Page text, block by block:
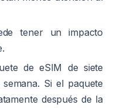
tener un impacto
de eSIM de siete
Si el paquete
después de la